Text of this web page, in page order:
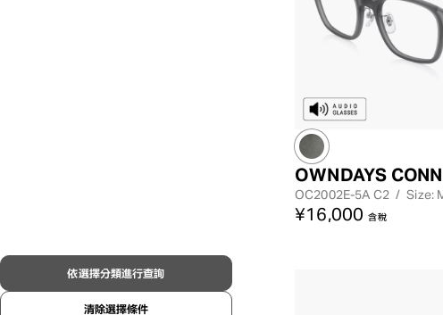
依選擇分類進行查詢
清除選擇條件
OWNDAYS
OC2002E-5A C2 / Size:
¥16,000 含稅